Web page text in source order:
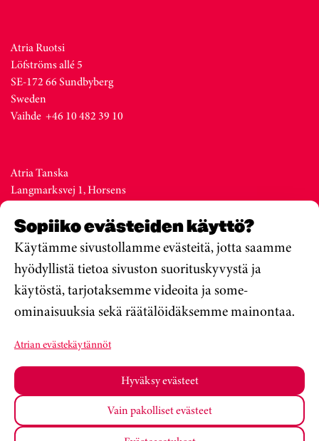
Sopiiko evästeiden käyttö?
Käytämme sivustollamme evästeitä, jotta saamme
hyödyllistä tietoa sivuston suorituskyvystä ja
käytöstä, tarjotaksemme videoita ja some-
ominaisuuksia sekä räätälöidäksemme mainontaa.
Atrian evästekäytännöt
Hyväksy evästeet
Vain pakolliset evästeet
Atria Ruotsi
Löfströms allé 5
SE-172 66 Sundbyberg
Sweden
Vaihde +46 10 482 39 10
Atria Tanska
Langmarksvej 1, Horsens
Denmark
Vaihde +45 76 28 25 00
Atria Viro
Metsa str. 19, Valga
Estonia
Vaihde +372 76 79 900
Atria Oyj KoulumateriaalitTietosuojakäytäntö